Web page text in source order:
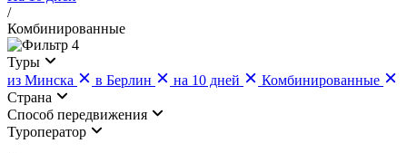
/
Комбинированные
4
Туры
из Минска
в Берлин на 10 дней
Комбинированные
Страна
Cпособ передвижения
Туроператор